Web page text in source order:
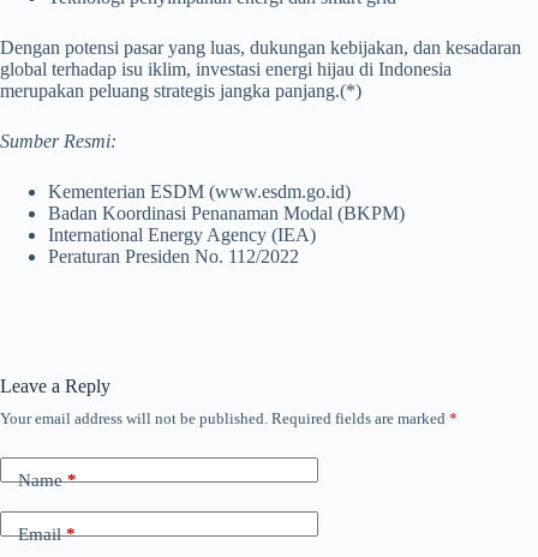
Dengan potensi pasar yang luas, dukungan kebijakan, dan kesadaran
global terhadap isu iklim, investasi energi hijau di Indonesia
merupakan peluang strategis jangka panjang.(*)
Sumber Resmi:
Kementerian ESDM (www.esdm.go.id)
Badan Koordinasi Penanaman Modal (BKPM)
International Energy Agency (IEA)
Peraturan Presiden No. 112/2022
Leave a Reply
Your email address will not be published. Required fields are marked *
Name*
Email*